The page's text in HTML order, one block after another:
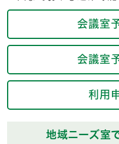
会議室
会議室
利用
地域ニーズ室